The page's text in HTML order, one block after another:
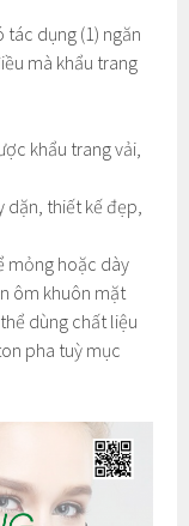
tác dụng (1) ngăn
mà khẩu trang
khẩu trang vải,
dặn, thiết kế đẹp,
mỏng hoặc dày
ôm khuôn mặt
dùng chất liệu
pha tuỳ mục